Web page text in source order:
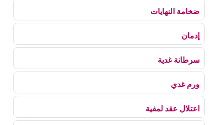
ضخامة النهايات
إدمان
سرطانة غدية
ورم غدي
اعتلال عقد لمفية